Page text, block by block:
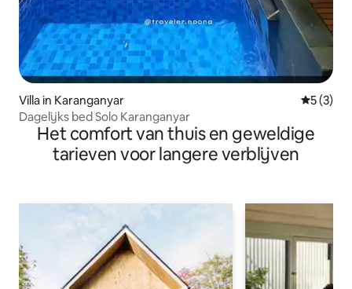
Villa in Karanganyar
5 (3)
Dagelijks bed Solo Karanganyar
Het comfort van thuis en geweldige
tarieven voor langere verblijven